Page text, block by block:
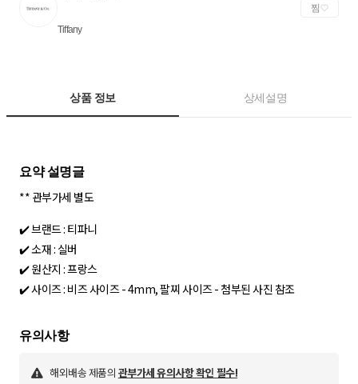
Tiffany
찜
상품 정보 상세설명
요약 설명글
** 관부가세 별도
✔️ 브랜드 : 티파니
✔️ 소재 : 실버
✔️ 원산지 : 프랑스
✔️ 사이즈 : 비즈 사이즈 - 4mm, 팔찌 사이즈 - 첨부된 사진 참조
유의사항
해외배송 제품의 관부가세 유의사항 확인 필수!